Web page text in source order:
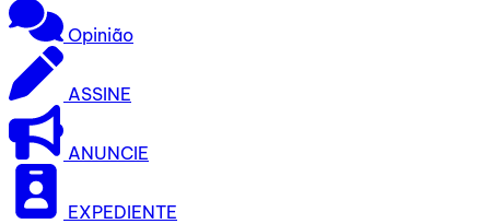
Opinião
ASSINE
ANUNCIE
EXPEDIENTE